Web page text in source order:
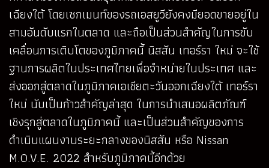
เฉียงใต้ โดยเซกเมนท์ของรถเอสยูวียังคงมียอดขายอยู่ใน
สามอันดับแรกในตลาด และถือเป็นส่วนสำคัญในการขับ
เคลื่อนการเติบโตของภูมิภาคนี้ นิสสัน เทอร์รา ใหม่ จะใช้
ฐานการผลิตในประเทศไทยเพื่อจำหน่ายในประเทศ และ
ส่งออกสู่ตลาดในภูมิภาคเอเชียตะวันออกเฉียงใต้ เทอร์รา
ใหม่ นับเป็นก้าวสำคัญล่าสุด ในการนำเสนอผลิตภัณฑ์
เชิงรุกสู่ตลาดในภูมิภาคนี้ และเป็นส่วนสำคัญของการ
ดำเนินแผนงานระยะกลางของนิสสัน หรือ Nissan
M.O.V.E. 2022 สำหรับภูมิภาคนี้อีกด้วย